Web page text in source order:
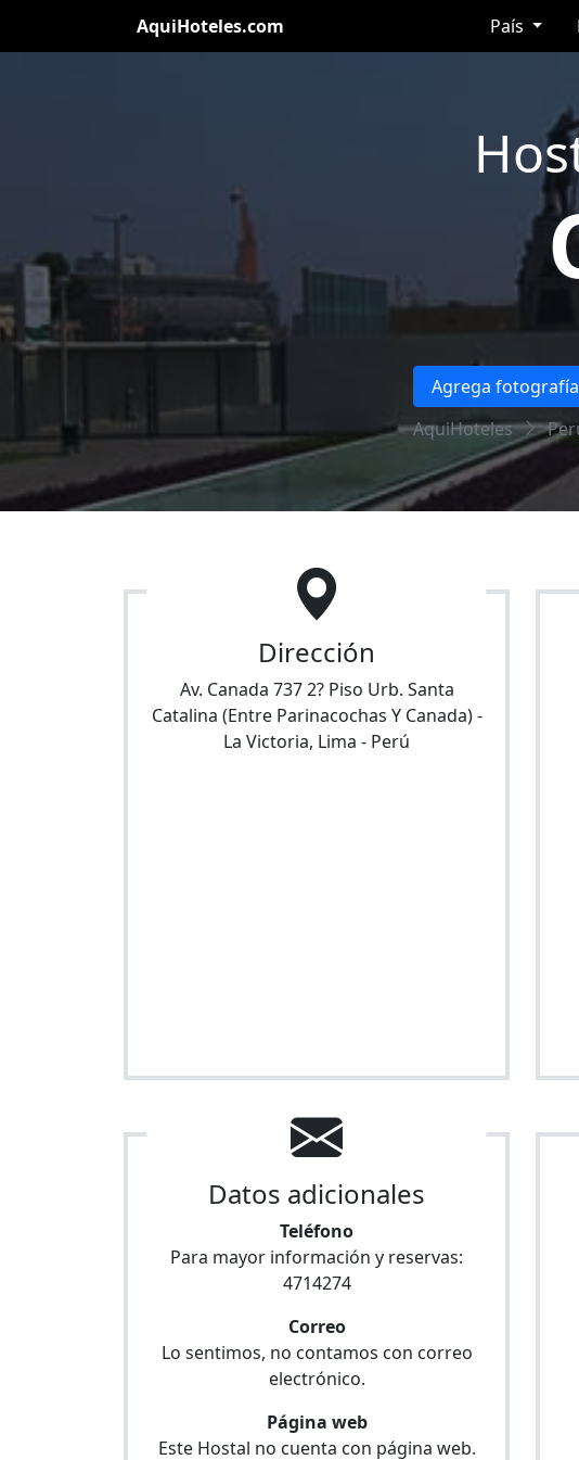
AquiHoteles.com País
Agrega
AquiHoteles
Dirección
Av. Canada 737 2? Piso Urb. Santa
Catalina (Entre Parinacochas Y Canada)-
La Victoria, Lima - Perú
Datos adicionales
Teléfono
Para mayor información y reservas:
4714274
Correo
Lo sentimos, no contamos con correo
electrónico.
Página web
Este Hostal no cuenta con página web.